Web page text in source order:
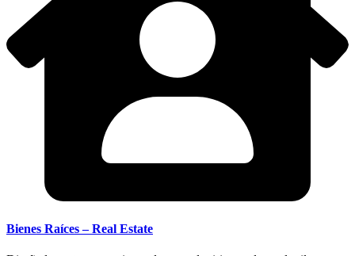
Bienes Raíces – Real Estate